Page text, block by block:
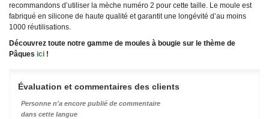
recommandons d’utiliser la mèche numéro 2 pour cette taille. Le moule est
fabriqué en silicone de haute qualité et garantit une longévité d’au moins
1000 réutilisations.
Découvrez toute notre gamme de moules à bougie sur le thème de
Pâques ici !
Évaluation et commentaires des clients
Personne n'a encore publié de commentaire
dans cette langue